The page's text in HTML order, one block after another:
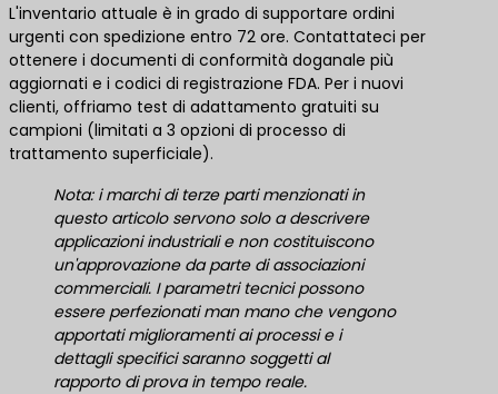
L'inventario attuale è in grado di supportare ordini
urgenti con spedizione entro 72 ore. Contattateci per
ottenere i documenti di conformità doganale più
aggiornati e i codici di registrazione FDA. Per i nuovi
clienti, offriamo test di adattamento gratuiti su
campioni (limitati a 3 opzioni di processo di
trattamento superficiale).
Nota: i marchi di terze parti menzionati in
questo articolo servono solo a descrivere
applicazioni industriali e non costituiscono
un'approvazione da parte di associazioni
commerciali. I parametri tecnici possono
essere perfezionati man mano che vengono
apportati miglioramenti ai processi e i
dettagli specifici saranno soggetti al
rapporto di prova in tempo reale.